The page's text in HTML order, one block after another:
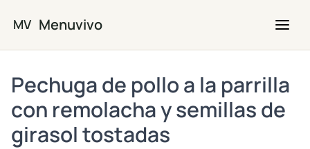
MV Menuvivo
Pechuga de pollo a la parrilla
con remolacha y semillas de
girasol tostadas